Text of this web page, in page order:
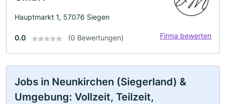
Hauptmarkt 1, 57076 Siegen
0.0 (0 Bewertungen) Firma bewerten
Jobs in Neunkirchen (Siegerland) &
Umgebung: Vollzeit, Teilzeit,